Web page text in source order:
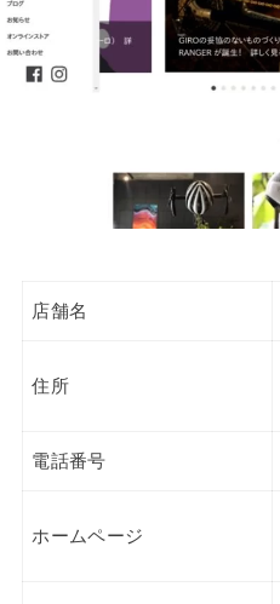
店舗名
住所
電話番号
ホームページ